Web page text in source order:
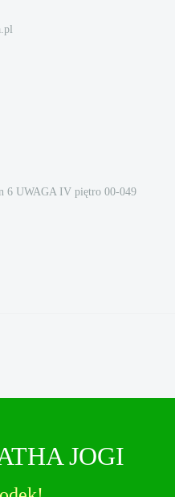
6 UWAGA IV piętro 00-049
JOGI